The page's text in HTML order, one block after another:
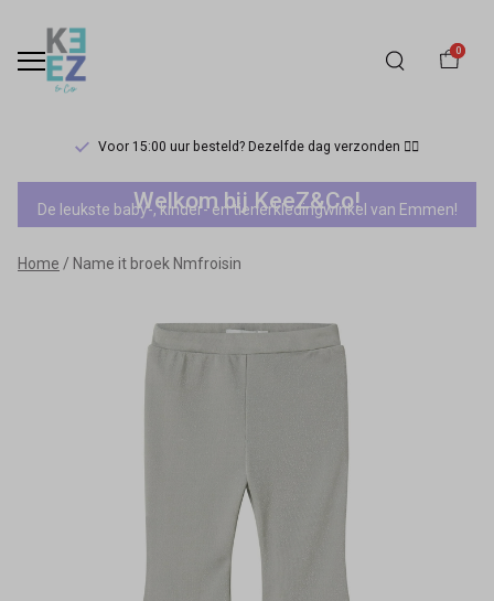
0
Voor 15:00 uur besteld? Dezelfde dag verzonden 🏃‍♀️
Name
it
broek
Nmfroisin
Welkom bij KeeZ&Co!
De leukste baby-, kinder- en tienerkledingwinkel van Emmen!
Home Name it broek Nmfroisin